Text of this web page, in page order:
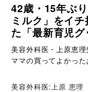
42歳・15年ぶ
ミルク」をイ
た「最新育児
美容外科医・上原恵
ママの買ってよかっ
美容外科医: 上原 恵理